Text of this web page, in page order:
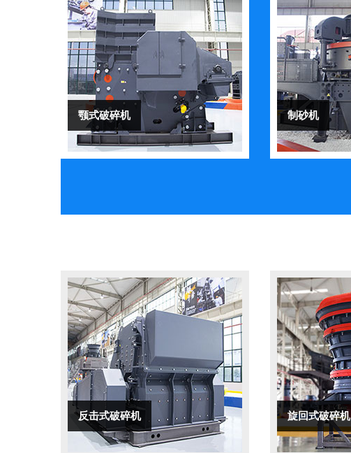
颚式破碎机 制砂机
反击式破碎机 旋回式破碎机